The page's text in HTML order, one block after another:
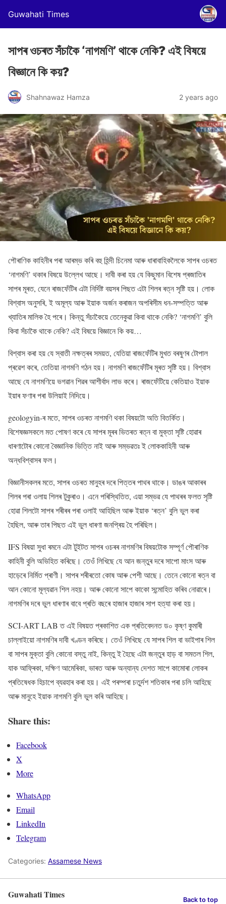
Guwahati Times
সাপৰ ওচৰত সঁচাকৈ ‘নাগমণি’ থাকে নেকি? এই বিষয়ে
বিজ্ঞানে কি কয়?
Shahnawaz Hamza 2 years ago
পৌৰাণিক কাহিনীৰ পৰা আৰম্ভ কৰি বহু হিন্দী চিনেমা আৰু ধাৰাবাহিকলৈকে সাপৰ ওচৰত
‘নাগমণি’ থকাৰ বিষয়ে উল্লেখ আছে। দাবী কৰা হয় যে কিছুমান বিশেষ প্ৰজাতিৰ
সাপৰ মূৰত, যেনে ৰাজফেঁটিৰ এটা নিৰ্দিষ্ট বয়সৰ পিছত এটা শিলৰ ৰত্ন সৃষ্টি হয়। লোক
বিশ্বাস অনুসৰি, ই অমূল্য আৰু ইয়াক অৰ্জন কৰাজন অপৰিসীম ধন-সম্পত্তি আৰু
খ্যাতিৰ মালিক হৈ পৰে। কিন্তু সঁচাকৈয়ে তেনেকুৱা কিবা থাকে নেকি? ‘নাগমণি’ বুলি
কিবা সঁচাকৈ থাকে নেকি? এই বিষয়ে বিজ্ঞানে কি কয়…
বিশ্বাস কৰা হয় যে স্বাতী নক্ষত্ৰৰ সময়ত, যেতিয়া ৰাজফেঁটিৰ মুখত বৰষুণৰ টোপাল
প্ৰৱেশ কৰে, তেতিয়া নাগমণি গঠন হয়। নাগমণি ৰাজফেঁটিৰ মূৰত সৃষ্টি হয়। বিশ্বাস
আছে যে নাগমণিয়ে ভগৱান শিৱৰ আশীৰ্বাদ লাভ কৰে। ৰাজফেঁটিয়ে কেতিয়াও ইয়াক
ইয়াৰ ফণাৰ পৰা উলিয়াই নিদিয়ে।
geologyin-ৰ মতে, সাপৰ ওচৰত নাগমণি থকা বিষয়টো অতি বিতৰ্কিত।
বিশেষজ্ঞসকলে মত পোষণ কৰে যে সাপৰ মূৰৰ ভিতৰত ৰত্ন বা মুক্তা সৃষ্টি হোৱাৰ
ধাৰণাটোৰ কোনো বৈজ্ঞানিক ভিত্তি নাই আৰু সম্ভৱতঃ ই লোককাহিনী আৰু
অন্ধবিশ্বাসৰ ফল।
বিজ্ঞানীসকলৰ মতে, সাপৰ ওচৰত মানুহৰ দৰে পিত্তৰ পাথৰ থাকে। ডাঙৰ আকাৰৰ
শিলৰ পৰা ওলায় শিলৰ টুকুৰাও। এনে পৰিস্থিতিত, এয়া সম্ভৱ যে পাথৰৰ ফলত সৃষ্টি
হোৱা শিলটো সাপৰ শৰীৰৰ পৰা ওলাই আহিছিল আৰু ইয়াক ‘ৰত্ন’ বুলি ভুল কৰা
হৈছিল, আৰু তাৰ পিছত এই ভুল ধাৰণা জনপ্ৰিয় হৈ পৰিছিল।
IFS বিষয়া সুধা ৰমনে এটা টুইটত সাপৰ ওচৰৰ নাগমণিৰ বিষয়টোক সম্পূৰ্ণ পৌৰাণিক
কাহিনী বুলি অভিহিত কৰিছে। তেওঁ লিখিছে যে আন জন্তুৰ দৰে সাপো মাংস আৰু
হাড়েৰে নিৰ্মিত প্ৰাণী। সাপৰ শৰীৰতো কোষ আৰু পেশী আছে। তেনে কোনো ৰত্ন বা
আন কোনো মূল্যৱান শিল নহয়। আৰু কোনো সাপে কাকো সন্মোহিত কৰিব নোৱাৰে।
নাগমণিৰ দৰে ভুল ধাৰণাৰ বাবে প্ৰতি বছৰে হাজাৰ হাজাৰ সাপ হত্যা কৰা হয়।
SCI-ART LAB ত এই বিষয়ত প্ৰকাশিত এক প্ৰতিবেদনত ড০ কৃষ্ণ কুমাৰী
চাল্লাইয়ো নাগমণিৰ দাবী খণ্ডন কৰিছে। তেওঁ লিখিছে যে সাপৰ শিল বা ভাইপাৰ শিল
বা সাপৰ মুক্তা বুলি কোনো বস্তু নাই, কিন্তু ই হৈছে এটা জন্তুৰ হাড় বা সমতল শিল,
যাক আফ্ৰিকা, দক্ষিণ আমেৰিকা, ভাৰত আৰু অন্যান্য দেশত সাপে কামোৰা লোকৰ
প্ৰতিষেধক হিচাপে ব্যৱহাৰ কৰা হয়। এই পৰম্পৰা চতুৰ্দশ শতিকাৰ পৰা চলি আহিছে
আৰু মানুহে ইয়াক নাগমণি বুলি ভুল কৰি আহিছে।
Share this:
Facebook
X
More
WhatsApp
Email
LinkedIn
Telegram
Categories: Assamese News
Guwahati Times Back to top